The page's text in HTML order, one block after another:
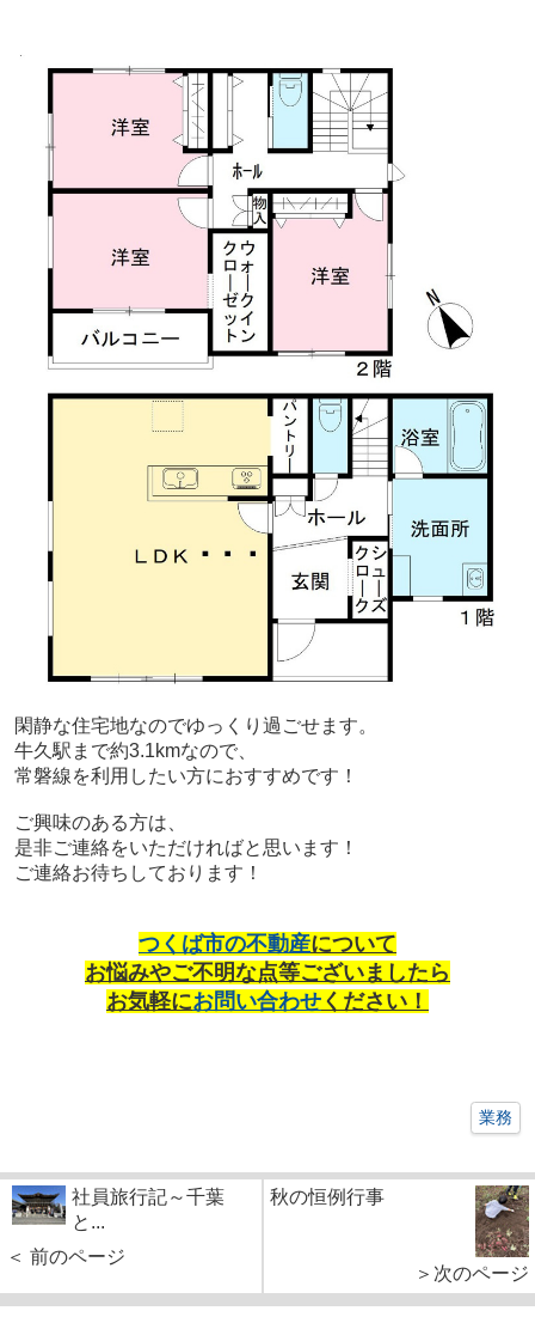
閑静な住宅地なのでゆっくり過ごせます。
牛久駅まで約3.1kmなので、
常磐線を利用したい方におすすめです！
ご興味のある方は、
是非ご連絡をいただければと思います！
ご連絡お待ちしております！
つくば市の不動産について
お悩みやご不明な点等ございましたら
お気軽にお問い合わせ ください！
業務
社員旅行記～千葉
と...
＜ 前のページ
秋の恒例行事
＞次のページ